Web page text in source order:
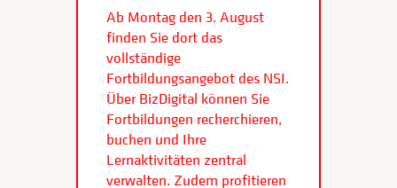
Ab Montag den 3. August
finden Sie dort das
vollständige
Fortbildungsangebot des NSI.
Über BizDigital können Sie
Fortbildungen recherchieren,
buchen und Ihre
Lernaktivitäten zentral
verwalten. Zudem profitieren